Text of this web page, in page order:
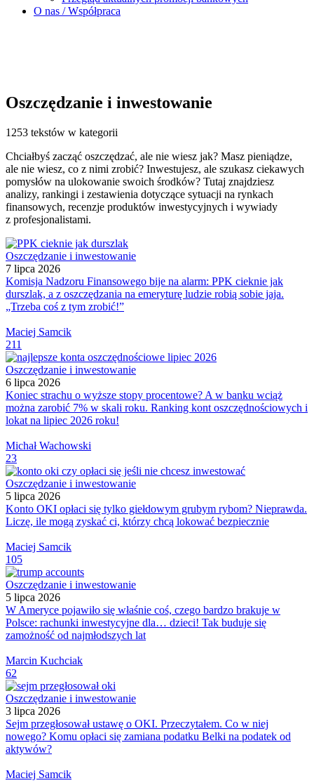
O nas / Współpraca
Oszczędzanie i inwestowanie
1253 tekstów w kategorii
Chciałbyś zacząć oszczędzać, ale nie wiesz jak? Masz pieniądze,
ale nie wiesz, co z nimi zrobić? Inwestujesz, ale szukasz ciekawych
pomysłów na ulokowanie swoich środków? Tutaj znajdziesz
analizy, rankingi i zestawienia dotyczące sytuacji na rynkach
finansowych, recenzje produktów inwestycyjnych i wywiady
z profesjonalistami.
Oszczędzanie i inwestowanie
7 lipca 2026
Komisja Nadzoru Finansowego bije na alarm: PPK cieknie jak
durszlak, a z oszczędzania na emeryturę ludzie robią sobie jaja.
„Trzeba coś z tym zrobić!”
Maciej Samcik
211
Oszczędzanie i inwestowanie
6 lipca 2026
Koniec strachu o wyższe stopy procentowe? A w banku wciąż
można zarobić 7% w skali roku. Ranking kont oszczędnościowych i
lokat na lipiec 2026 roku!
Michał Wachowski
23
Oszczędzanie i inwestowanie
5 lipca 2026
Konto OKI opłaci się tylko giełdowym grubym rybom? Nieprawda.
Liczę, ile mogą zyskać ci, którzy chcą lokować bezpiecznie
Maciej Samcik
105
Oszczędzanie i inwestowanie
5 lipca 2026
W Ameryce pojawiło się właśnie coś, czego bardzo brakuje w
Polsce: rachunki inwestycyjne dla… dzieci! Tak buduje się
zamożność od najmłodszych lat
Marcin Kuchciak
62
Oszczędzanie i inwestowanie
3 lipca 2026
Sejm przegłosował ustawę o OKI. Przeczytałem. Co w niej
nowego? Komu opłaci się zamiana podatku Belki na podatek od
aktywów?
Maciej Samcik